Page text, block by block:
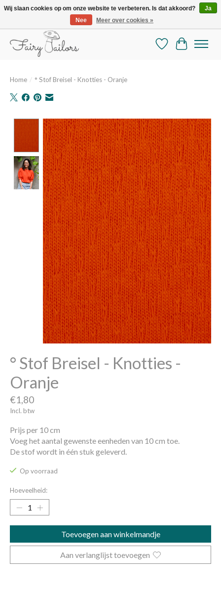
De mooiste online selectie stoffen en mercerie
Verlanglijst
Home / ° Stof Breisel - Knotties - Oranje
Product image slideshow Items
° Stof Breisel - Knotties -
Oranje
€1,80
Incl. btw
Prijs per 10 cm
Voeg het aantal gewenste eenheden van 10 cm toe.
De stof wordt in één stuk geleverd.
Op voorraad
Hoeveelheid:
Toevoegen aan winkelmandje
Aan verlanglijst toevoegen
Wij slaan cookies op om onze website te verbeteren. Is dat akkoord?
Ja
Nee
Meer over cookies »